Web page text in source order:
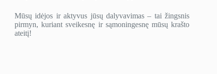
Mūsų idėjos ir aktyvus jūsų dalyvavimas – tai žingsnis
pirmyn, kuriant sveikesnę ir sąmoningesnę mūsų krašto
ateitį!